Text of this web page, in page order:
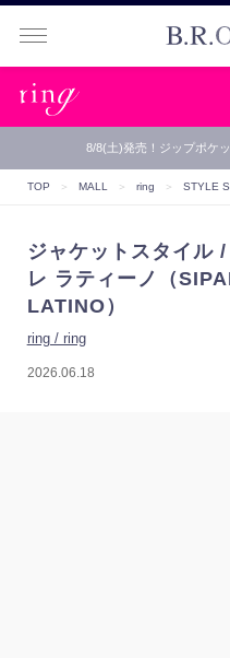
8/8(土)発売！ジップポケ
TOP ＞ MALL ＞ ring ＞ STYLE
ジャケットスタイル
レ ラティーノ（
LATINO）
ring / ring
2026.06.18